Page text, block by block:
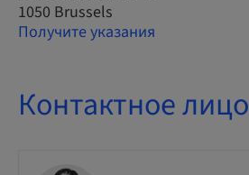
1050 Brussels
Получите указания
Контактное лицо